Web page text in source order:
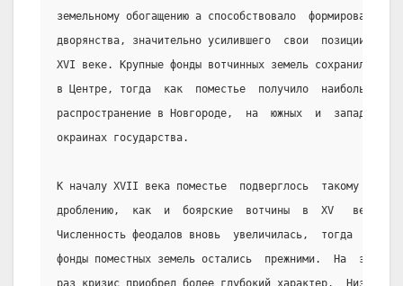
земельному обогащению а способствовало  формированию
дворянства, значительно усилившего  свои  позиции  в
XVI веке. Крупные фонды вотчинных земель сохранились
в Центре, тогда  как  поместье  получило  наибольшее
распространение в Новгороде,  на  южных  и  западных
окраинах государства.
К началу XVII века поместье  подверглось  такому  же
дроблению,  как  и  боярские  вотчины  в  XV   веке.
Численность феодалов вновь  увеличилась,  тогда  как
фонды поместных земель остались  прежними.  На  этот
раз кризис приобрел более глубокий характер.  Низшие